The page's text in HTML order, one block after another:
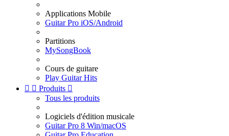
Applications Mobile
Guitar Pro iOS/Android
Partitions
MySongBook
Cours de guitare
Play Guitar Hits
  Produits 
Tous les produits
Logiciels d'édition musicale
Guitar Pro 8 Win/macOS